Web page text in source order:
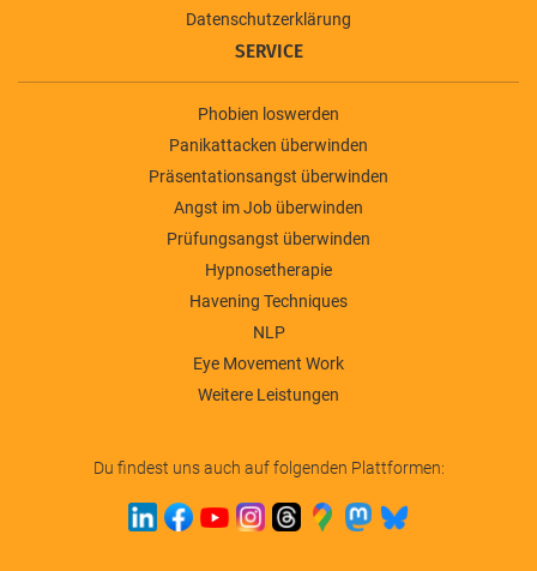
Datenschutzerklärung
SERVICE
Phobien loswerden
Panikattacken überwinden
Präsentationsangst überwinden
Angst im Job überwinden
Prüfungsangst überwinden
Hypnosetherapie
Havening Techniques
NLP
Eye Movement Work
Weitere Leistungen
Du findest uns auch auf folgenden Plattformen: